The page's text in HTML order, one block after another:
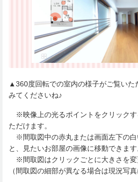
▲360度回転での室内の様子がご覧いた
みてくださいね♪
※映像上の光るポイントをクリックす
ただけます。
※間取図中の赤丸または画面左下の白
と、見たいお部屋の画像に移動できます
※間取図はクリックごとに大きさを変
（間取図の細部が異なる場合は現況写